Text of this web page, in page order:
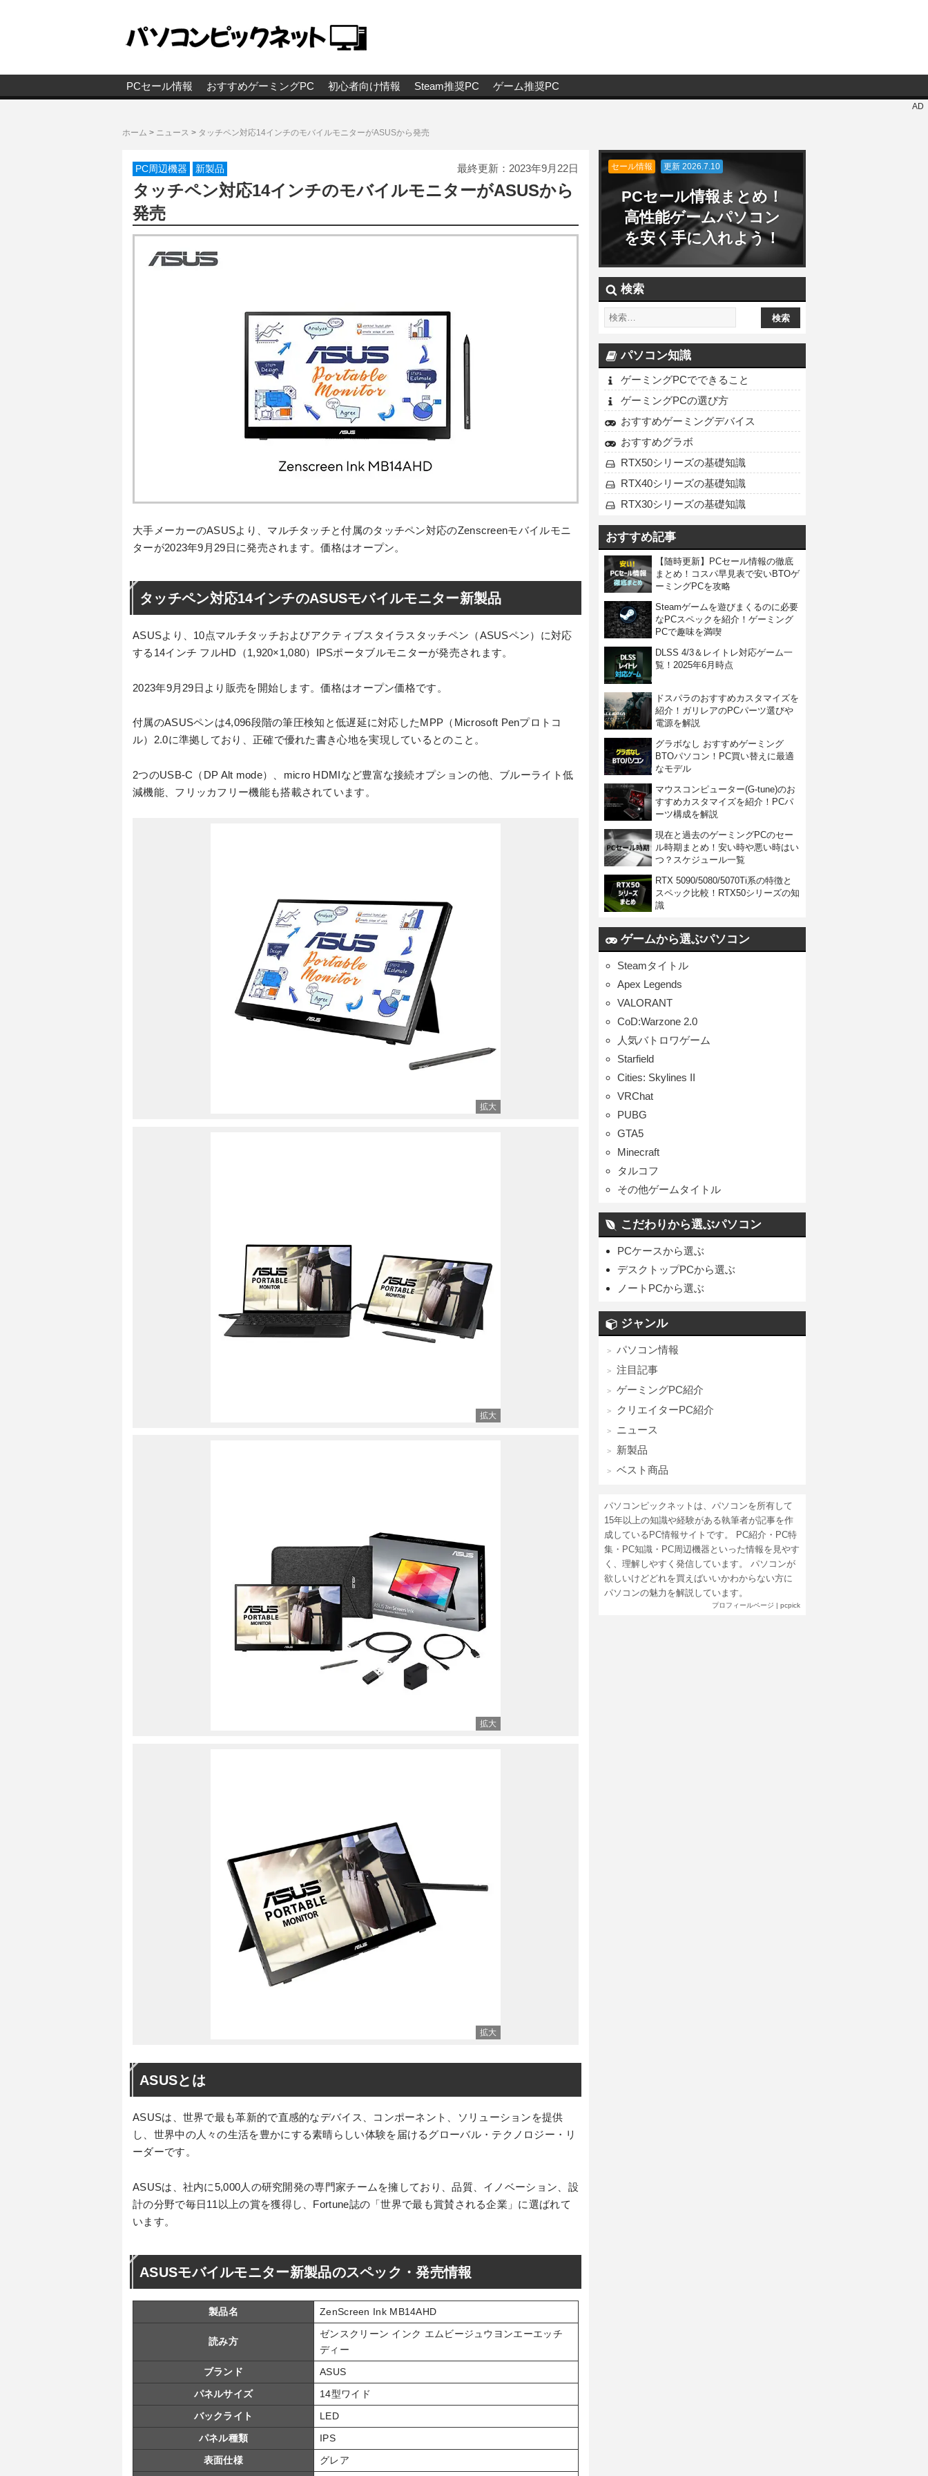
PCセール情報 おすすめゲーミングPC 初心者向け情報 Steam推奨PC ゲーム推奨PC
AD
ホーム > ニュース > タッチペン対応14インチのモバイルモニターがASUSから発売
PC周辺機器 新製品 最終更新： 2023年9月22日
タッチペン対応14インチのモバイルモニターがASUSから
発売
大手メーカーのASUSより、マルチタッチと付属のタッチペン対応のZenscreenモバイルモニ
ターが2023年9月29日に発売されます。価格はオープン。
タッチペン対応14インチのASUSモバイルモニター新製品
ASUSより、10点マルチタッチおよびアクティブスタイラスタッチペン（ASUSペン）に対応
する14インチ フルHD（1,920×1,080）IPSポータブルモニターが発売されます。
2023年9月29日より販売を開始します。価格はオープン価格です。
付属のASUSペンは4,096段階の筆圧検知と低遅延に対応したMPP（Microsoft Penプロトコ
ル）2.0に準拠しており、正確で優れた書き心地を実現しているとのこと。
2つのUSB-C（DP Alt mode）、micro HDMIなど豊富な接続オプションの他、ブルーライト低
減機能、フリッカフリー機能も搭載されています。
ASUSとは
ASUSは、世界で最も革新的で直感的なデバイス、コンポーネント、ソリューションを提供
し、世界中の人々の生活を豊かにする素晴らしい体験を届けるグローバル・テクノロジー・リ
ーダーです。
ASUSは、社内に5,000人の研究開発の専門家チームを擁しており、品質、イノベーション、設
計の分野で毎日11以上の賞を獲得し、Fortune誌の「世界で最も賞賛される企業」に選ばれて
います。
ASUSモバイルモニター新製品のスペック・発売情報
製品名 ZenScreen Ink MB14AHD
読み方
ゼンスクリーン インク エムビージュウヨンエーエッチ
ディー
ブランド
ASUS
パネルサイズ
14型ワイド
バックライト
LED
パネル種類
IPS
表面仕様
グレア
セール情報 更新 2026.7.10
PCセール情報まとめ！
高性能ゲームパソコン
を安く手に入れよう！
検索
パソコン知識
ゲーミングPCでできること
ゲーミングPCの選び方
おすすめゲーミングデバイス
おすすめグラボ
RTX50シリーズの基礎知識
RTX40シリーズの基礎知識
RTX30シリーズの基礎知識
おすすめ記事
【随時更新】PCセール情報の徹底
まとめ！コスパ早見表で安いBTOゲ
ーミングPCを攻略
Steamゲームを遊びまくるのに必要
なPCスペックを紹介！ゲーミング
PCで趣味を満喫
DLSS 4/3＆レイトレ対応ゲーム一
覧！2025年6月時点
ドスパラのおすすめカスタマイズを
紹介！ガリレアのPCパーツ選びや
電源を解説
グラボなし おすすめゲーミング
BTOパソコン！PC買い替えに最適
なモデル
マウスコンピューター(G-tune)のお
すすめカスタマイズを紹介！PCパ
ーツ構成を解説
現在と過去のゲーミングPCのセー
ル時期まとめ！安い時や悪い時はい
つ？スケジュール一覧
RTX 5090/5080/5070Ti系の特徴と
スペック比較！RTX50シリーズの知
識
ゲームから選ぶパソコン
Steamタイトル
Apex Legends
VALORANT
CoD:Warzone 2.0
人気バトロワゲーム
Starfield
Cities: Skylines II
VRChat
PUBG
GTA5
Minecraft
タルコフ
その他ゲームタイトル
こだわりから選ぶパソコン
PCケースから選ぶ
デスクトップPCから選ぶ
ノートPCから選ぶ
ジャンル
パソコン情報
注目記事
ゲーミングPC紹介
クリエイターPC紹介
ニュース
新製品
ベスト商品
パソコンピックネットは、パソコンを所有して
15年以上の知識や経験がある執筆者が記事を作
成しているPC情報サイトです。 PC紹介・PC特
集・PC知識・PC周辺機器といった情報を見やす
く、理解しやすく発信しています。 パソコンが
欲しいけどどれを買えばいいかわからない方に
パソコンの魅力を解説しています。
プロフィールページ | pcpick